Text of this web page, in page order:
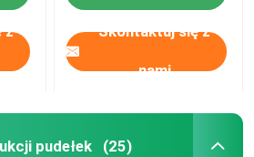
z Skontaktuj się z
nami
pudełek (25)